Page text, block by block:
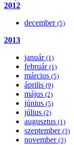
2012
december (5)
2013
január (1)
február (1)
március (5)
április (9)
május (2)
június (5)
július (2)
augusztus (1)
szeptember (3)
november (3)